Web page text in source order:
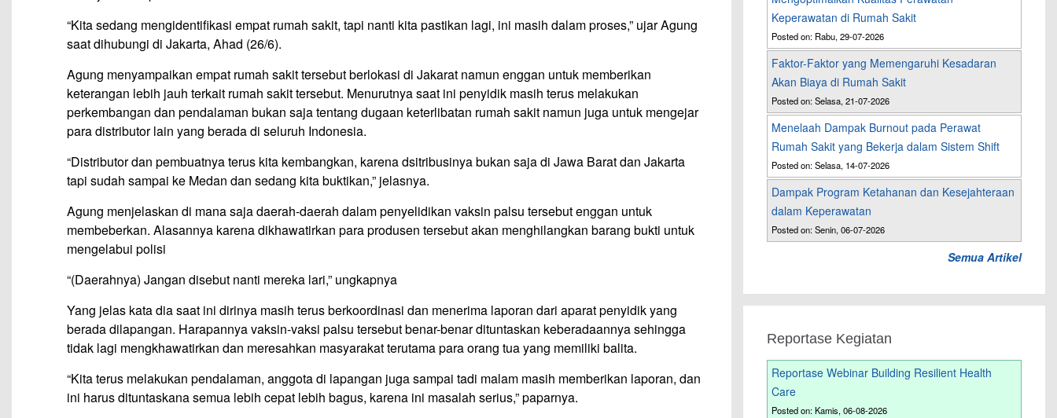
“Kita sedang mengidentifikasi empat rumah sakit, tapi nanti kita pastikan lagi, ini masih dalam proses,” ujar Agung
saat dihubungi di Jakarta, Ahad (26/6).
Agung menyampaikan empat rumah sakit tersebut berlokasi di Jakarat namun enggan untuk memberikan
keterangan lebih jauh terkait rumah sakit tersebut. Menurutnya saat ini penyidik masih terus melakukan
perkembangan dan pendalaman bukan saja tentang dugaan keterlibatan rumah sakit namun juga untuk mengejar
para distributor lain yang berada di seluruh Indonesia.
“Distributor dan pembuatnya terus kita kembangkan, karena dsitribusinya bukan saja di Jawa Barat dan Jakarta
tapi sudah sampai ke Medan dan sedang kita buktikan,” jelasnya.
Agung menjelaskan di mana saja daerah-daerah dalam penyelidikan vaksin palsu tersebut enggan untuk
membeberkan. Alasannya karena dikhawatirkan para produsen tersebut akan menghilangkan barang bukti untuk
mengelabui polisi
“(Daerahnya) Jangan disebut nanti mereka lari,” ungkapnya
Yang jelas kata dia saat ini dirinya masih terus berkoordinasi dan menerima laporan dari aparat penyidik yang
berada dilapangan. Harapannya vaksin-vaksi palsu tersebut benar-benar dituntaskan keberadaannya sehingga
tidak lagi mengkhawatirkan dan meresahkan masyarakat terutama para orang tua yang memiliki balita.
“Kita terus melakukan pendalaman, anggota di lapangan juga sampai tadi malam masih memberikan laporan, dan
ini harus dituntaskana semua lebih cepat lebih bagus, karena ini masalah serius,” paparnya.
Keperawatan di Rumah Sakit
Posted on: Rabu, 29-07-2026
Faktor-Faktor yang Memengaruhi Kesadaran
Akan Biaya di Rumah Sakit
Posted on: Selasa, 21-07-2026
Menelaah Dampak Burnout pada Perawat
Rumah Sakit yang Bekerja dalam Sistem Shift
Posted on: Selasa, 14-07-2026
Dampak Program Ketahanan dan Kesejahteraan
dalam Keperawatan
Posted on: Senin, 06-07-2026
Semua Artikel
Reportase Kegiatan
Reportase Webinar Building Resilient Health
Care
Posted on: Kamis, 06-08-2026